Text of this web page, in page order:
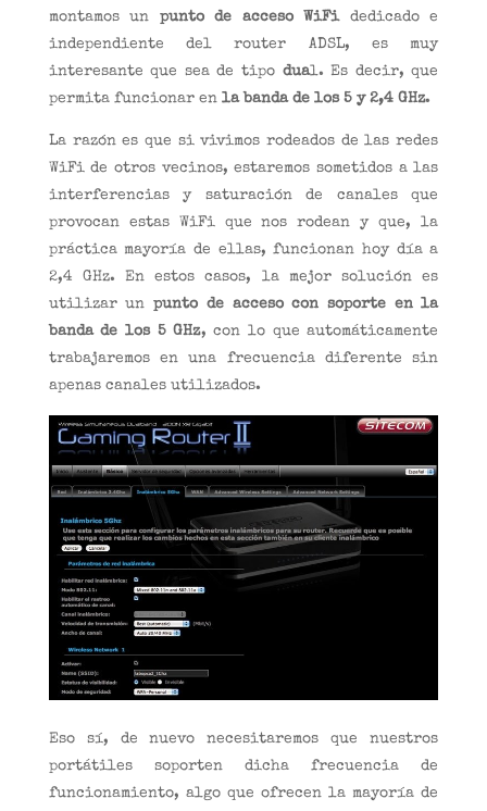
montamos un punto de acceso WiFidedicado e
independiente del router ADSL, es muy
interesante que sea de tipo dual. Es decir, que
permita funcionar en la banda de los 5 y 2,4 GHz.
La razón es que si vivimos rodeados de las redes
WiFi de otros vecinos, estaremos sometidos a las
interferencias y saturación de canales que
provocan estas WiFi que nos rodean y que, la
práctica mayoría de ellas, funcionan hoy día a
2,4 GHz. En estos casos, la mejor solución es
utilizar unpunto de acceso con soporte en la
banda de los 5 GHz, con lo que automáticamente
trabajaremos en una frecuencia diferente sin
apenas canales utilizados.
Eso sí, de nuevo necesitaremos que nuestros
portátiles soporten dicha frecuencia de
funcionamiento, algo que ofrecen la mayoría de